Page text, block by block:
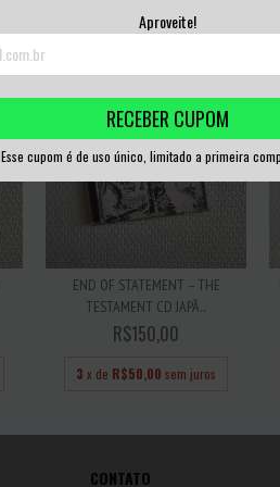
Aproveite!
RECEBER CUPOM
Esse cupom é de uso único, limitado a primeira
R$16,67sem juros
END OF STATEMENT – THE
TESTAMENT CD JAPÃ...
R$150,00
3 x de R$50,00 sem juros
CONTATO